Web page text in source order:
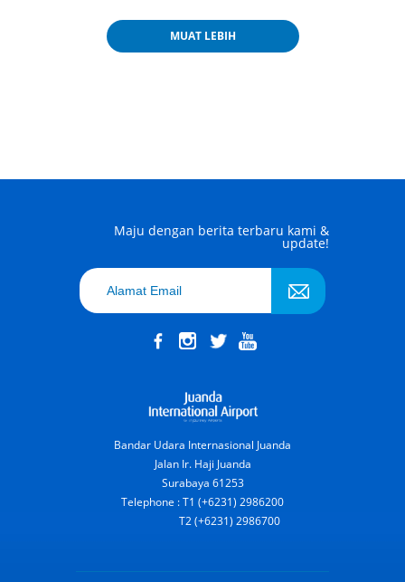
MUAT LEBIH
Maju dengan berita terbaru kami &
update!
Bandar Udara Internasional Juanda
Jalan Ir. Haji Juanda
Surabaya 61253
Telephone : T1 (+6231) 2986200
T2 (+6231) 2986700